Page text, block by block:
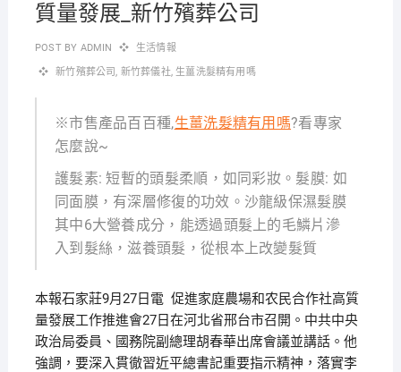
質量發展_新竹殯葬公司
POST BY ADMIN 生活情報
新竹殯葬公司, 新竹葬儀社, 生薑洗髮精有用嗎
※市售產品百百種,生薑洗髮精有用嗎?看專家
怎麼說~
護髮素: 短暫的頭髮柔順，如同彩妝。髮膜: 如
同面膜，有深層修復的功效。沙龍級保濕髮膜
其中6大營養成分，能透過頭髮上的毛鱗片滲
入到髮絲，滋養頭髮，從根本上改變髮質
本報石家莊9月27日電 促進家庭農場和农民合作社高質
量發展工作推進會27日在河北省邢台市召開。中共中央
政治局委員、國務院副總理胡春華出席會議並講話。他
強調，要深入貫徹習近平總書記重要指示精神，落實李